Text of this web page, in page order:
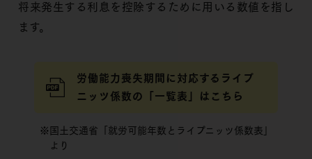
将来発生する利息を控除するために用いる数値を指し
ます。
労働能力喪失期間に対応するライプ
ニッツ係数の「一覧表」はこちら
※国土交通省「就労可能年数とライプニッツ係数表」
より